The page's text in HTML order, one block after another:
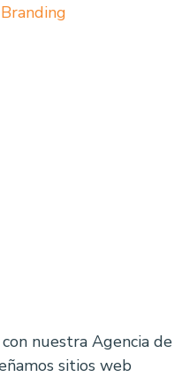
nuestra Agencia de
sitios web